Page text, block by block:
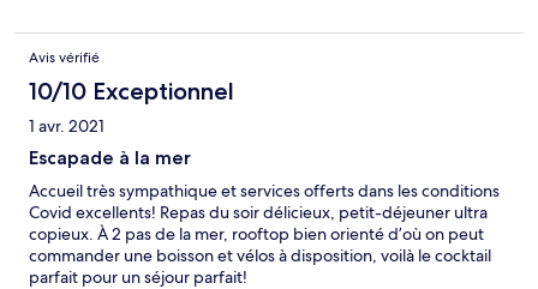
Avis vérifié
10/10 Exceptionnel
1 avr. 2021
Escapade à la mer
Accueil très sympathique et services offerts dans les conditions
Covid excellents! Repas du soir délicieux, petit-déjeuner ultra
copieux. À 2 pas de la mer, rooftop bien orienté d’où on peut
commander une boisson et vélos à disposition, voilà le cocktail
parfait pour un séjour parfait!